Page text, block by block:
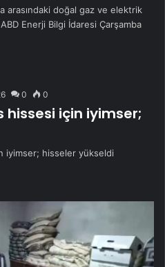
arasındaki doğal gaz ve elektrik
Enerji Bilgi İdaresi Çarşamba
0 0
hissesi için iyimser;
iyimser; hisseler yükseldi